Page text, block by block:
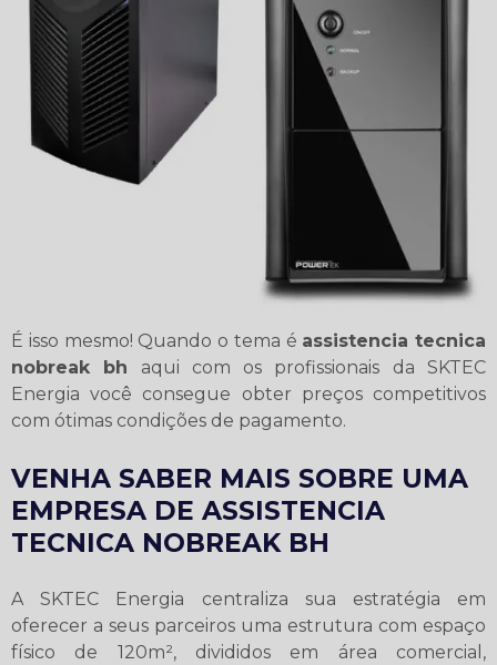
É isso mesmo! Quando o tema é assistencia tecnica
nobreak bh aqui com os profissionais da SKTEC
Energia você consegue obter preços competitivos
com ótimas condições de pagamento.
VENHA SABER MAIS SOBRE UMA
EMPRESA DE ASSISTENCIA
TECNICA NOBREAK BH
A SKTEC Energia centraliza sua estratégia em
oferecer a seus parceiros uma estrutura com espaço
físico de 120m², divididos em área comercial,